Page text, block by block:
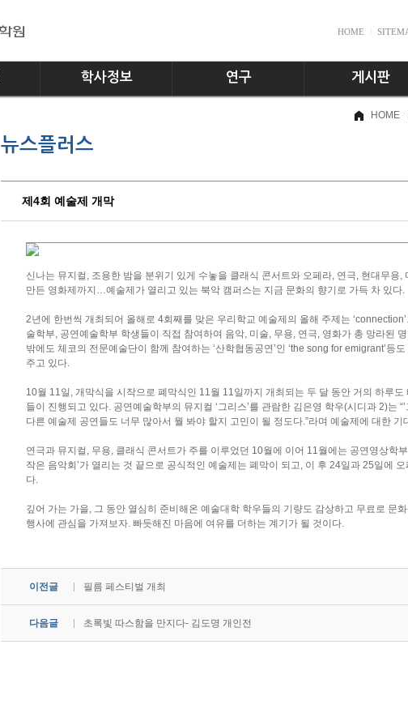
HOME
학사정보
교과과정
연구 게시판
공지사항
뉴스플러스
HOME
제4회 예술제 개막
신나는 뮤지컬, 조용한 밤을 분위기 있게 수놓을 클래식 콘서트와 오페라, 연극, 현대무용,
만든 영화제까지…예술제가 열리고 있는 북악 캠퍼스는 지금 문화의 향기로 가득 차 있다.
2년에 한번씩 개최되어 올해로 4회째를 맞은 우리학교 예술제의 올해 주제는
술학부, 공연예술학부 학생들이 직접 참여하여 음악, 미술, 무용, 연극, 영화가 총 망라된 명
밖에도 체코의 전문예술단이 함께 참여하는 ‘산학협동공연’인 ‘the song for emigrant’등
주고 있다.
10월 11일, 개막식을 시작으로 폐막식인 11월 11일까지 개최되는 두 달 동안 거의 하루
들이 진행되고 있다. 공연예술학부의 뮤지컬 ‘그리스’를 관람한 김은영 학우(시디과 2)는
다른 예술제 공연들도 너무 많아서 뭘 봐야 할지 고민이 될 정도다.”라며 예술제에 대한 기
연극과 뮤지컬, 무용, 클래식 콘서트가 주를 이루었던 10월에 이어 11월에는 공연영상학
작은 음악회’가 열리는 것 끝으로 공식적인 예술제는 폐막이 되고, 이 후 24일과 25일에
다.
깊어 가는 가을, 그 동안 열심히 준비해온 예술대학 학우들의 기량도 감상하고 무료로 문
행사에 관심을 가져보자. 빠듯해진 마음에 여유를 더하는 계기가 될 것이다.
이전글 필름 페스티벌 개최
다음글 초록빛 따스함을 만지다- 김도명 개인전